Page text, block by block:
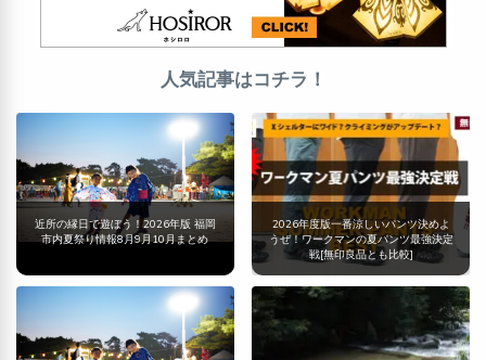
人気記事はコチラ！
近所の縁日で遊ぼう！2026年版 福岡
市内夏祭り情報8月9月10月まとめ
2026年度版一番涼しいパンツ決めよ
うぜ！ワークマンの夏パンツ最強決定
戦[無印良品とも比較]